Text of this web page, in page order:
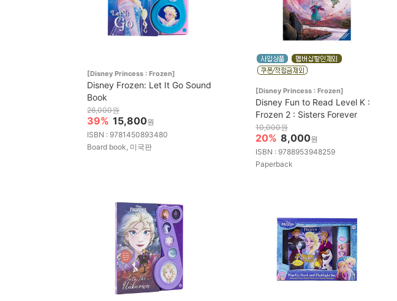
[Disney Princess : Frozen]
Disney Frozen: Let It Go Sound
Book
26,000원
39% 15,800원
ISBN : 9781450893480
Board book, 미국판
[Disney Princess : Frozen]
Disney Fun to Read Level K :
Frozen 2 : Sisters Forever
10,000원
20% 8,000원
ISBN : 9788953948259
Paperback